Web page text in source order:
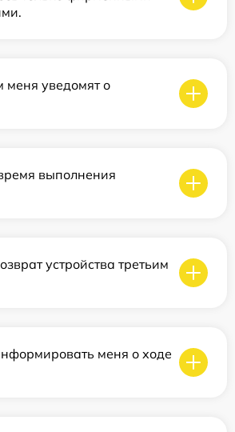
меня уведомят о
выполнения
устройства третьим
меня о ходе